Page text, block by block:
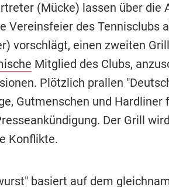
(Mücke) lassen über die
Vereinsfeier des Tennisclubs
vorschlägt, einen zweiten
Mitglied des Clubs,
Plötzlich prallen
Gutmenschen und
Der Grill
Konflikte.
basiert auf dem